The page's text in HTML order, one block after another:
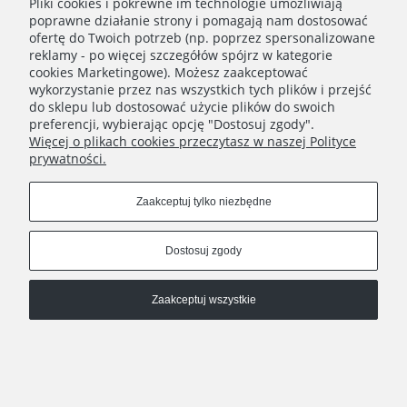
Newsletter
Dołącz do kobiecego świata Yellow Meadow!
Zapisz się
INFO
Pokaż pełną wersję strony
poprawne działanie strony i pomagają nam dostosować
ofertę do Twoich potrzeb (np. poprzez spersonalizowane
reklamy - po więcej szczegółów spójrz w kategorie
cookies Marketingowe). Możesz zaakceptować
wykorzystanie przez nas wszystkich tych plików i przejść
do sklepu lub dostosować użycie plików do swoich
preferencji, wybierając opcję "Dostosuj zgody".
Więcej o plikach cookies przeczytasz w naszej Polityce
prywatności.
Zaakceptuj tylko niezbędne
Dostosuj zgody
Zaakceptuj wszystkie